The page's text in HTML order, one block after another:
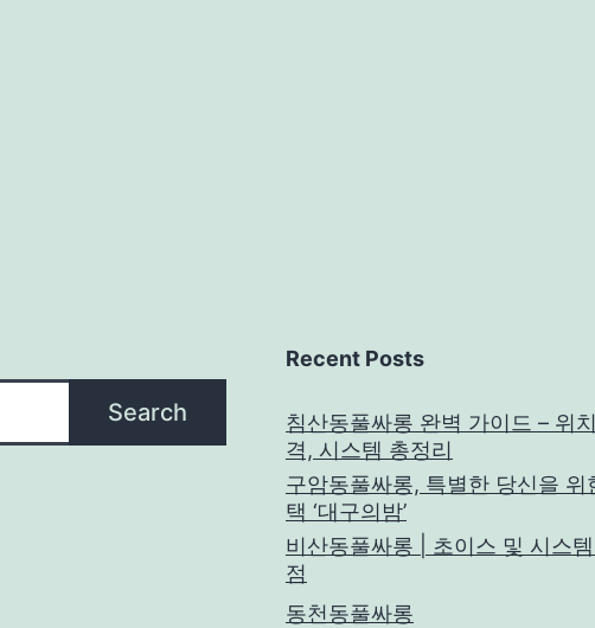
Search
Recent Posts
침산동풀싸롱 완벽 가이드 – 위
격, 시스템 총정리
구암동풀싸롱, 특별한 당신을 위
택 ‘대구의밤’
비산동풀싸롱 | 초이스 및 시스
점
동천동풀싸롱